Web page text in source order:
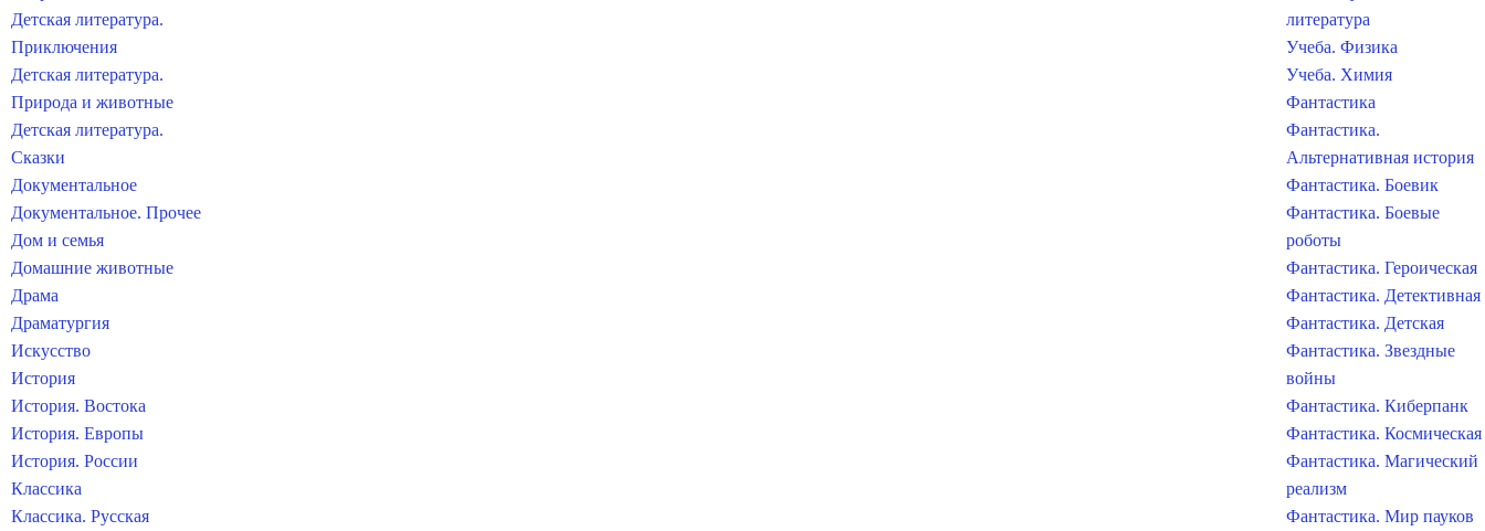
Детская литература.
Приключения
Детская литература.
Природа и животные
Детская литература.
Сказки
Документальное
Документальное. Прочее
Дом и семья
Домашние животные
Драма
Драматургия
Искусство
История
История. Востока
История. Европы
История. России
Классика
Классика. Русская
литература
Учеба. Физика
Учеба. Химия
Фантастика
Фантастика.
Альтернативная история
Фантастика. Боевик
Фантастика. Боевые
роботы
Фантастика. Героическая
Фантастика. Детективная
Фантастика. Детская
Фантастика. Звездные
войны
Фантастика. Киберпанк
Фантастика. Космическая
Фантастика. Магический
реализм
Фантастика. Мир пауков